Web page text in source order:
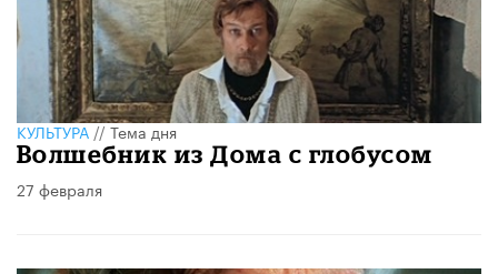
КУЛЬТУРА//Тема дня
Волшебник из Дома с глобусом
27 февраля